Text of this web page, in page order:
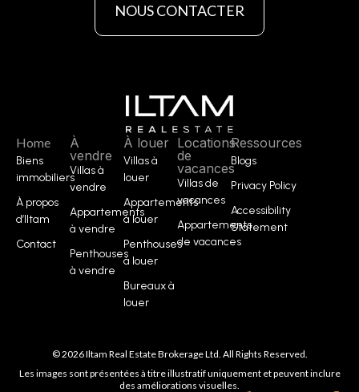
NOUS CONTACTER
Home
Biens
immobiliers
À propos
d’Iltam
Contact
À
vendre
Villas à
vendre
Appartements
à vendre
Penthouses
à vendre
À louer
Villas à
louer
Appartements
à louer
Penthouses
à louer
Bureaux à
louer
Locations
de
vacances
Villas de
vacances
Appartements
de vacances
Ressources
Blogs
Privacy Policy
Accessibility
Statement
© 2026 Iltam Real Estate Brokerage Ltd. All Rights Reserved.
Les images sont présentées à titre illustratif uniquement et peuvent inclure
des améliorations visuelles.